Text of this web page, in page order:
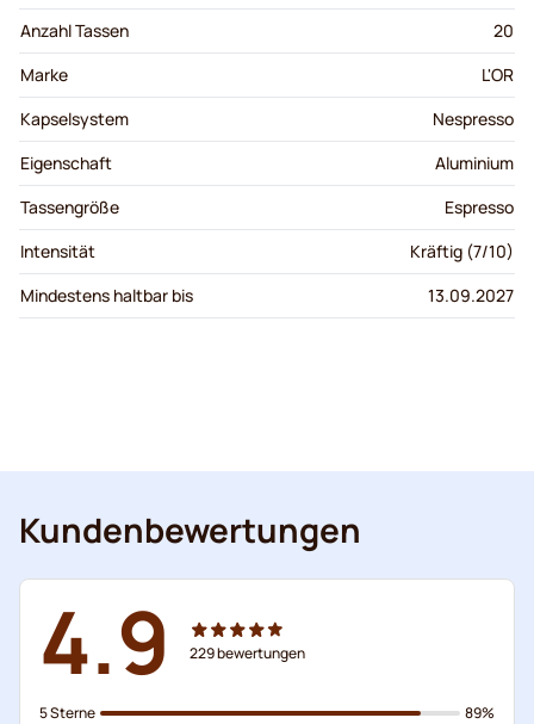
Anzahl Tassen
20
Marke
L'OR
Kapselsystem
Nespresso
Eigenschaft
Aluminium
Tassengröße
Espresso
Intensität
Kräftig (7/10)
Mindestens haltbar bis
13.09.2027
Kundenbewertungen
4.9 229bewertungen
5 Sterne
89%